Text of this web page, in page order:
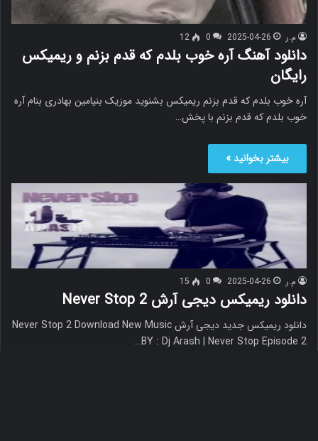
م.ر 2025-04-26
0
12
دانلود آهنگ آره خوب بلدم که قدم بزنم و ریمیکس
رایگان
آره خوب بلدم که قدم بزنم ریمیکس بشنوید موزیک بنیامین بهادری بنام آره
خوب بلدم که قدم بزنم با پخش…
بیشتر بخوانید »
م.ر 2025-04-26
0
15
دانلود ریمیکس دیجی آرش Never Stop 2
دانلود ریمیکس جدید دیجی آرش Never Stop 2 Download New Music
BY : Dj Arash | Never Stop Episode 2…